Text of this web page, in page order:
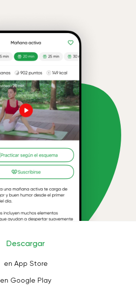
Descargar
en App Store
en Google Play